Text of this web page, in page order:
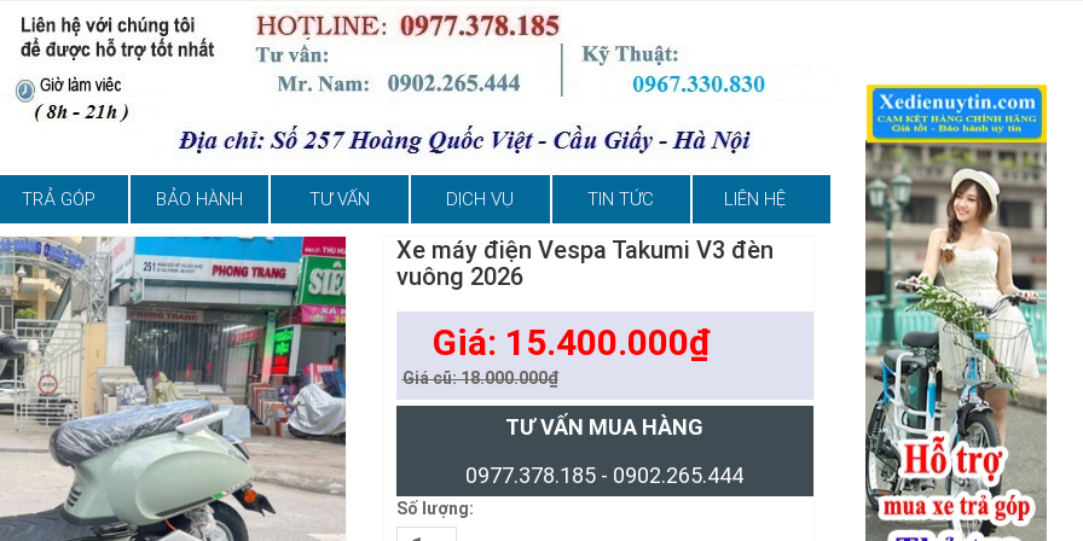
TRẢ GÓP BẢO HÀNH TƯ VẤN DỊCH VỤ TIN TỨC LIÊN HỆ
Xe máy điện Vespa Takumi V3 đèn
vuông 2026
Giá: 15.400.000₫
Giá cũ: 18.000.000₫
TƯ VẤN MUA HÀNG
0977.378.185 - 0902.265.444
Số lượng: